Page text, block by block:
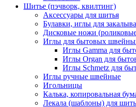
Шитье (пэчворк, квилтинг)
Аксессуары для шитья
Булавки, иглы для
Дисковые ножи
Иглы для бытовых
Иглы Gamma для
Иглы Organ для
Иглы Schmetz для
Иглы ручные швейные
Игольницы
Калька, копировальная
Лекала (шаблоны) для